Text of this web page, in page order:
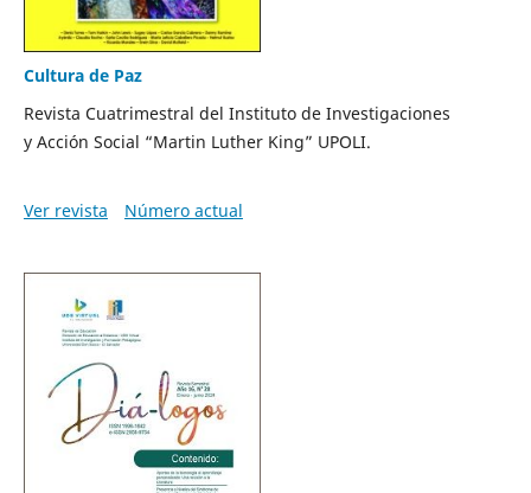
Cultura de Paz
Revista Cuatrimestral del Instituto de Investigaciones
y Acción Social “Martin Luther King” UPOLI.
Ver revista Número actual